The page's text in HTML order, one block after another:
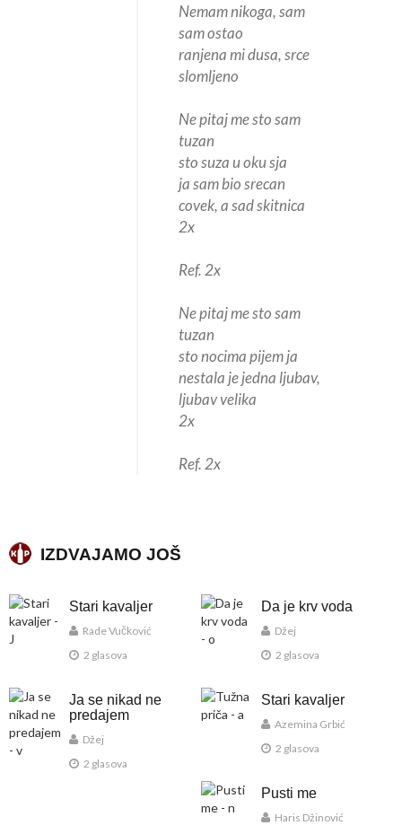
Nemam nikoga, sam
sam ostao
ranjena mi dusa, srce
slomljeno
Ne pitaj me sto sam
tuzan
sto suza u oku sja
ja sam bio srecan
covek, a sad skitnica
2x
Ref. 2x
Ne pitaj me sto sam
tuzan
sto nocima pijem ja
nestala je jedna ljubav,
ljubav velika
2x
Ref. 2x
IZDVAJAMO JOŠ
Stari kavaljer
Rade Vučković
2 glasova
Da je krv voda
Džej
2 glasova
Ja se nikad ne
predajem
Džej
2 glasova
Stari kavaljer
Azemina Grbić
2 glasova
Pusti me
Haris Džinović